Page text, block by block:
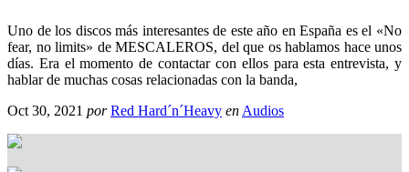
Uno de los discos más interesantes de este año en España es el «No
fear, no limits» de MESCALEROS, del que os hablamos hace unos
días. Era el momento de contactar con ellos para esta entrevista, y
hablar de muchas cosas relacionadas con la banda,
Oct 30, 2021 por Red Hard´n´Heavy en Audios